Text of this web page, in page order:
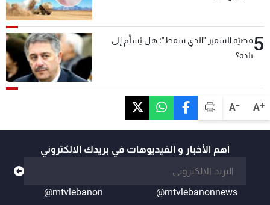
A+
A-
5قضيّة السفير "الذي سقط": هل يُسلَّم إلى
بلده؟
أهم الأخبار و الفيديوهات في بريدك الالكتروني
@mtvlebanonnews
@mtvlebanon